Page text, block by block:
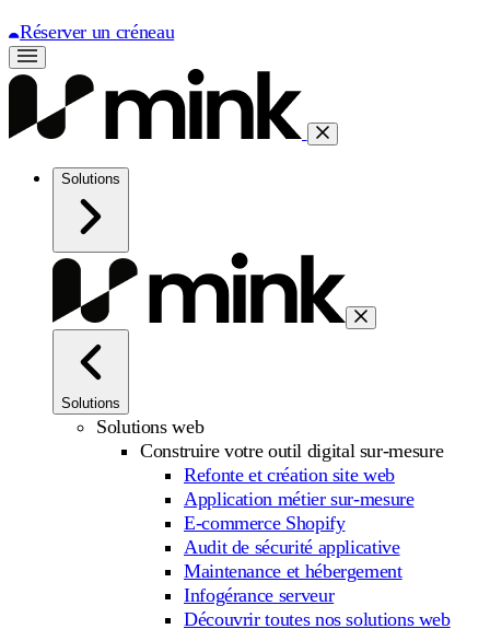
Réserver un créneau
Solutions
Solutions
Solutions web
Construire votre outil digital sur-mesure
Refonte et création site web
Application métier sur-mesure
E-commerce Shopify
Audit de sécurité applicative
Maintenance et hébergement
Infogérance serveur
Découvrir toutes nos solutions web